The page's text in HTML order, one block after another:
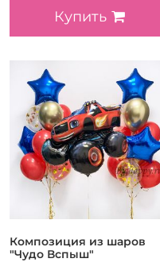
Купить
Композиция из шаров
"Чудо Вспыш"